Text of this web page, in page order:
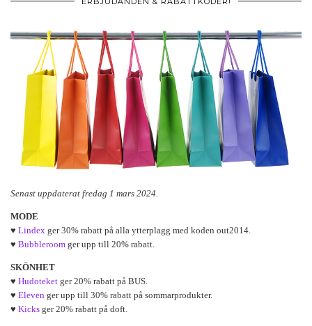
Senast uppdaterat fredag 1 mars 2024.
MODE
♥ Lindex ger 30% rabatt på alla ytterplagg med koden out2014.
♥ Bubbleroom ger upp till 20% rabatt.
SKÖNHET
♥ Hudoteket ger 20% rabatt på BUS.
♥ Eleven ger upp till 30% rabatt på sommarprodukter.
♥ Kicks ger 20% rabatt på doft.